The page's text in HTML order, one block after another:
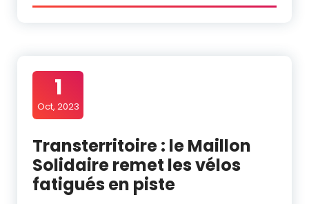
1
Oct, 2023
Transterritoire : le Maillon
Solidaire remet les vélos
fatigués en piste